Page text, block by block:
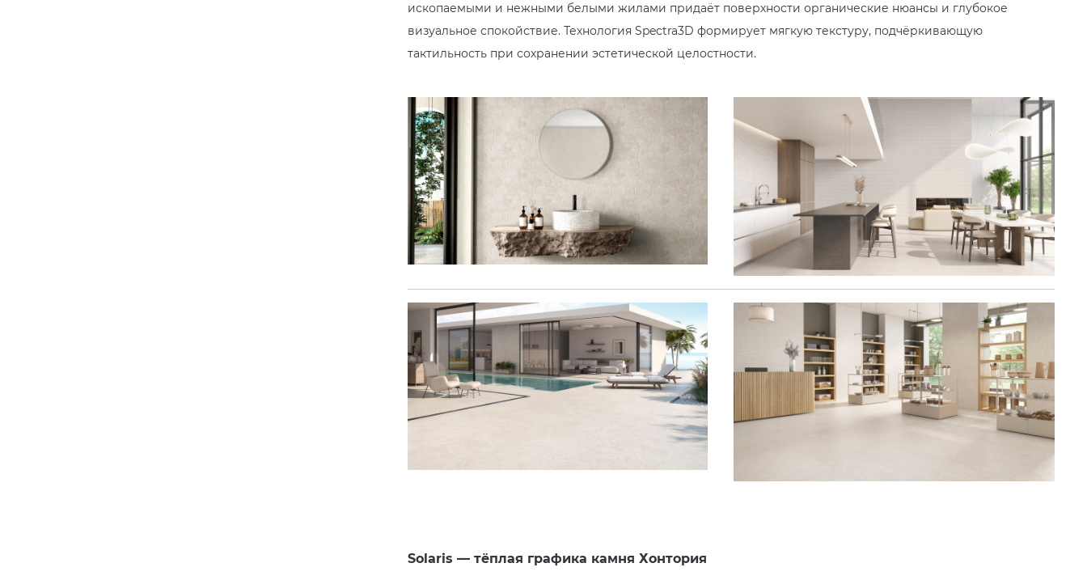
ископаемыми и нежными белыми жилами придаёт поверхности органические нюансы и глубокое
визуальное спокойствие. Технология Spectra3D формирует мягкую текстуру, подчёркивающую
тактильность при сохранении эстетической целостности.
Solaris — тёплая графика камня Хонтория